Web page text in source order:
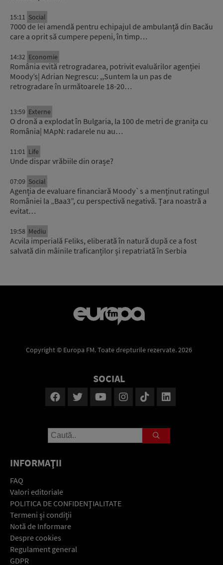
15:11 Social
7000 de lei amendă pentru echipajul de ambulanță din Bacău
care a oprit să cumpere pepeni, în timp…
14:32 Economie
România evită retrogradarea, potrivit evaluărilor agenției
Moody’s| Adrian Negrescu: ,,Suntem la un pas de
retrogradare în următoarele 18-20…
13:59 Externe
O dronă a explodat în Bulgaria, la 100 de metri de granița cu
România| MApN: radarele nu au…
11:01 Life
Unde dispar vrăbiile din orașe?
07:09 Social
Agenția de evaluare financiară Moody`s a menținut ratingul
României la „Baa3”, cu perspectivă negativă. Țara noastră a
evitat…
19:58 Mediu
Acvila imperială Feliks, eliberată în natură după ce a fost
salvată din mâinile traficanților și repatriată în Serbia
Copyright © Europa FM. Toate drepturile rezervate. 2026
SOCIAL
INFORMAŢII
FAQ
Valori editoriale
POLITICA DE CONFIDENŢIALITATE
Termeni şi condiţii
Notă de Informare
Despre cookies
Regulament general
GDPR